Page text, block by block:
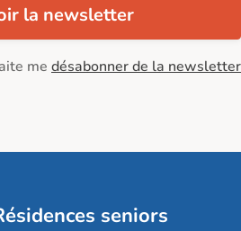
la newsletter
me désabonner de la newsletter
seniors